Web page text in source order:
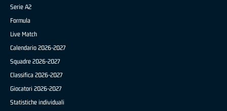
Serie A2
Formula
Live Match
Calendario 2026-2027
Squadre 2026-2027
Classifica 2026-2027
Giocatori 2026-2027
Statistiche individuali